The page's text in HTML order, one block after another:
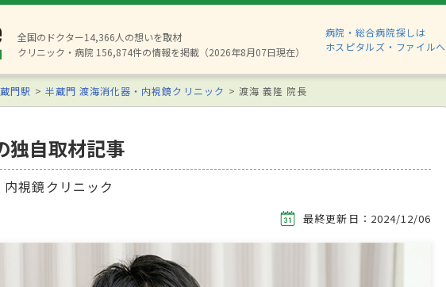
全国のドクター14,366人の想いを取材
クリニック・病院 156,874件の情報を掲載（2026年8月07日現在）
病院・総合病院探しは
ホスピタルズ・ファイルへ
門駅 半蔵門 渡海消化器・内視鏡クリニック 渡海 義隆 院長
独自取材記事
視鏡クリニック
最終更新日：2024/12/06